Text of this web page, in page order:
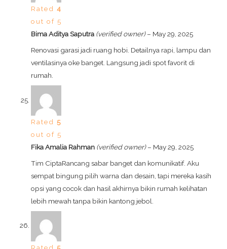
Rated4
out of 5
Bima Aditya Saputra (verified owner) – May 29, 2025
Renovasi garasi jadi ruang hobi. Detailnya rapi, lampu dan
ventilasinya oke banget. Langsung jadi spot favorit di
rumah.
Rated5
out of 5
Fika Amalia Rahman (verified owner) – May 29, 2025
Tim CiptaRancang sabar banget dan komunikatif. Aku
sempat bingung pilih warna dan desain, tapi mereka kasih
opsi yang cocok dan hasil akhirnya bikin rumah kelihatan
lebih mewah tanpa bikin kantong jebol.
Rated5